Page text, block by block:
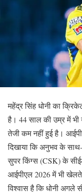
महेंद्र सिंह धोनी का
है। 44 साल की उम्र में
तेजी कम नहीं हुई है।
दिखाया कि अनुभव के
सुपर किंग्स (CSK) के
आईपीएल 2026 में भी
विश्वास है कि धोनी अगले